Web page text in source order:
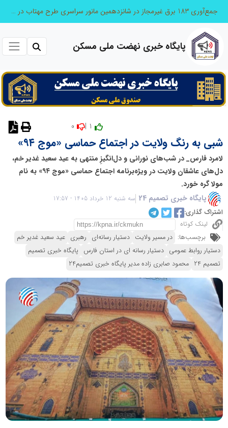
جمع‌آوری 183 برق غیرمجاز در شانزدهمین مانور سراسری طرح مهتاب در استان تهران
پایگاه خبری نهضت ملی مسکن
شبی به رنگ ولایت در اجتماع حماسی «موج ۹۴»
لامرد فارس_ در شب‌های نورانی و دل‌انگیزِ منتهی به عید سعید غدیر خم،
دل‌های عاشقان ولایت در ویژه‌برنامه اجتماع حماسی «موج ۹۴» به نام
مولا گره خورد.
پایگاه خبری تصمیم 24
سه شنبه 12 خرداد 1405 - 17:57
اشتراک گذاری:
لینک کوتاه
برچسب‌ها: در مسیر ولایت دستیار رسانه‌ای رهبری عید سعید غدیر خم
دستیار روابط عمومی دستیار رسانه ای در استان فارس پایگاه خبری تصمیم
تصمیم 24
محمود صابری زاده مدیر پایگاه خبری تصمیم24